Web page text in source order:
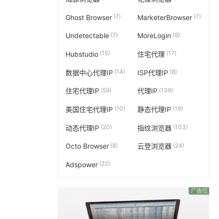
Ghost Browser (7) MarketerBrowser(7)
Undetectable (7) MoreLogin (9)
Hubstudio (15) 住宅代理 (17)
数据中心代理IP (14) ISP代理IP (8)
住宅代理IP (59) 代理IP (139)
美国住宅代理IP (10) 静态代理IP (19)
动态代理IP (20) 指纹浏览器(103)
Octo Browser (8) 云登浏览器(24)
Adspower (22)